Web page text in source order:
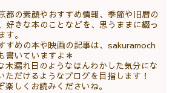
都の素顔やおすすめ情報、季節や旧暦の
好きな本のことなどを、思うままに綴っ
す。
すめの本や映画の記事は、sakuramoch
書いていますよ＊
木漏れ日のようなほんわかした気分にな
ただけるようなブログを目指します！
楽しくお読みくださいね。